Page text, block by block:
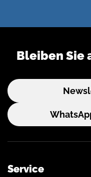
Bleiben Sie
Service